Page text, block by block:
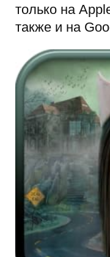
только на
также и на